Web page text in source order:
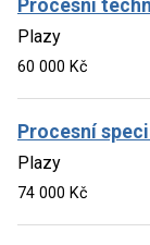
Procesní
Plazy
60 000 Kč
Procesní
Plazy
74 000 Kč